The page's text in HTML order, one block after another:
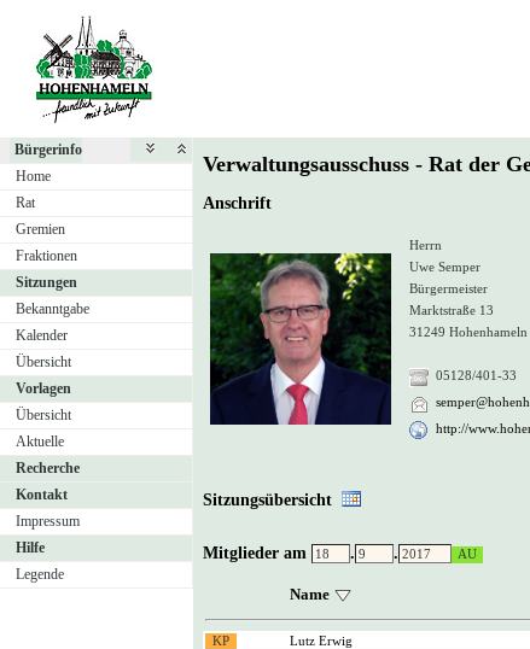
Bürgerinfo
Home
Rat
Gremien
Fraktionen
Sitzungen
Bekanntgabe
Kalender
Übersicht
Vorlagen
Übersicht
Aktuelle
Recherche
Kontakt
Impressum
Hilfe
Legende
Verwaltungsausschuss - Rat der
Anschrift
Herrn
Uwe Semper
Bürgermeister
Marktstraße 13
31249 Hohenhameln
05128/401-33
http://
Sitzungsübersicht
Mitglieder am . .
Name
Lutz Erwig